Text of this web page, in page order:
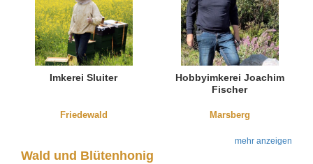
Imkerei Sluiter
Friedewald
Hobbyimkerei Joachim
Fischer
Marsberg
mehr anzeigen
Wald und Blütenhonig